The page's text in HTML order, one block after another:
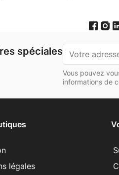
spéciales
Vous pouvez
informations de
légales